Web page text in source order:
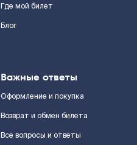
Где мой билет
Блог
Важные ответы
Оформление и покупка
Возврат и обмен билета
Все вопросы и ответы